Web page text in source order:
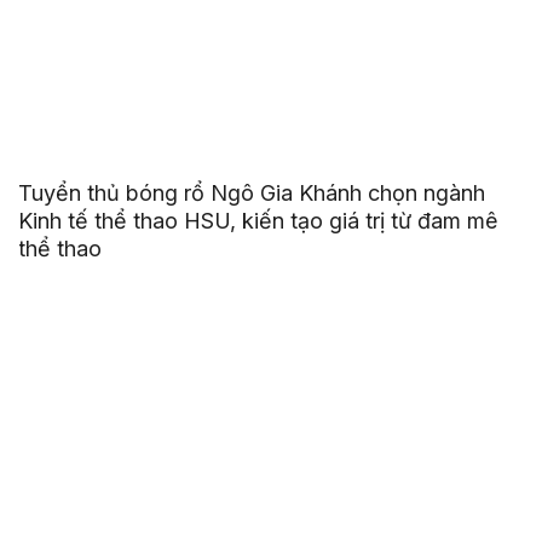
Tuyển thủ bóng rổ Ngô Gia Khánh chọn ngành
Kinh tế thể thao HSU, kiến tạo giá trị từ đam mê
thể thao